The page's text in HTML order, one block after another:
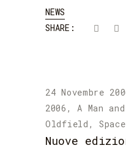
NEWS
SHARE:
24 Novembre
2006 ,A Man
Oldfield ,
Nuove